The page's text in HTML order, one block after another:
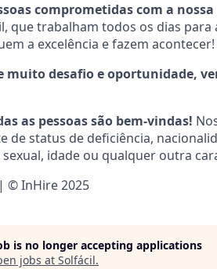
comprometidas com a
que trabalham todos os dias
a excelência e fazem
muito desafio e oportunidade,
as pessoas são bem-vindas!
de status de deficiência,
idade ou qualquer outra
© InHire 2025
is no longer accepting applications
jobs at Solfácil.